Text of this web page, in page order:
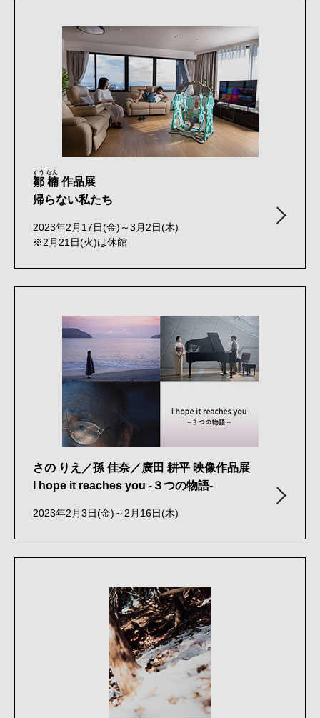
鄒 楠
すう なん
作品展
帰らない私たち
2023年2月17日(金)～3月2日(木)
※2月21日(火)は休館
さの りえ／孫 佳奈／廣田 耕平 映像作品展
I hope it reaches you -３つの物語-
2023年2月3日(金)～2月16日(木)